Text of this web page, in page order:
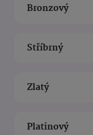
Bronzový
Stříbrný
Zlatý
Platinový